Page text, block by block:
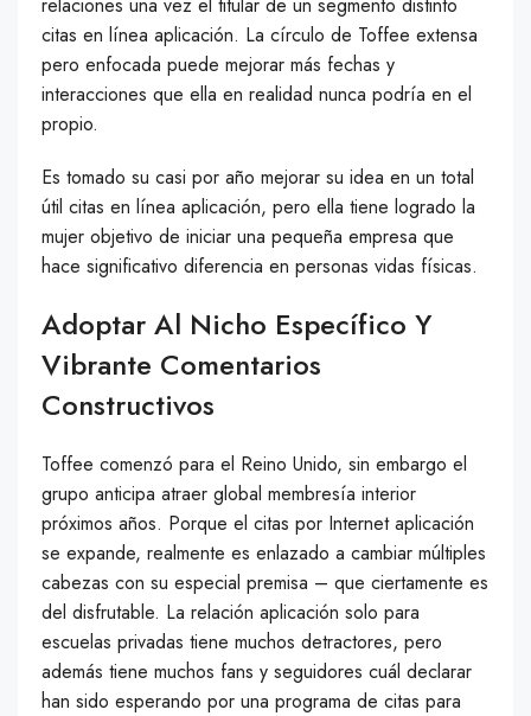
citas en línea aplicación. La círculo de Toffee extensa
pero enfocada puede mejorar más fechas y
interacciones que ella en realidad nunca podría en el
propio.
Es tomado su casi por año mejorar su idea en un total
útil citas en línea aplicación, pero ella tiene logrado la
mujer objetivo de iniciar una pequeña empresa que
hace significativo diferencia en personas vidas físicas.
Adoptar Al Nicho Específico Y
Vibrante Comentarios
Constructivos
Toffee comenzó para el Reino Unido, sin embargo el
grupo anticipa atraer global membresía interior
próximos años. Porque el citas por Internet aplicación
se expande, realmente es enlazado a cambiar múltiples
cabezas con su especial premisa – que ciertamente es
del disfrutable. La relación aplicación solo para
escuelas privadas tiene muchos detractores, pero
además tiene muchos fans y seguidores cuál declarar
han sido esperando por una programa de citas para